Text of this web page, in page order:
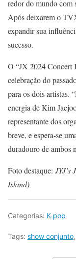
redor do mundo com
Após deixarem o
expandir sua
sucesso.
O “JX 2024 Concert
celebração do
para os dois artistas.
energia de Kim
representante dos
breve, e espera-se
duradouro de ambos
Foto destaque: JYJ’s
Island)
Categorias: K-pop
Tags: show conjunto,